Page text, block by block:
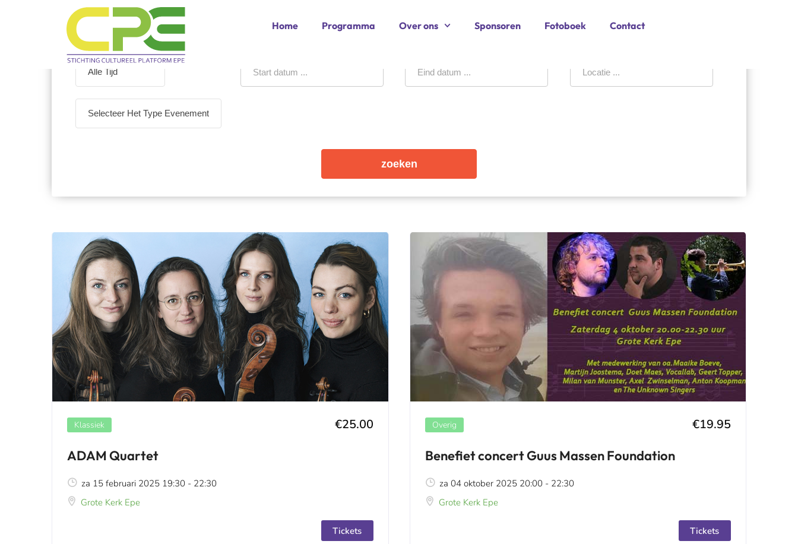
Home Programma Over ons Sponsoren Fotoboek Contact
Klassiek €25.00
ADAM Quartet
Grote Kerk Epe
za 15 februari 2025 19:30 - 22:30
Tickets
Overig €19.95
Benefiet concert Guus Massen Foundation
Grote Kerk Epe
za 04 oktober 2025 20:00 - 22:30
Tickets